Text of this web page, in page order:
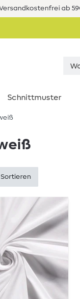
ab
Schnittmuster